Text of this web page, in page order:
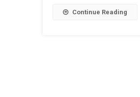
Continue Reading